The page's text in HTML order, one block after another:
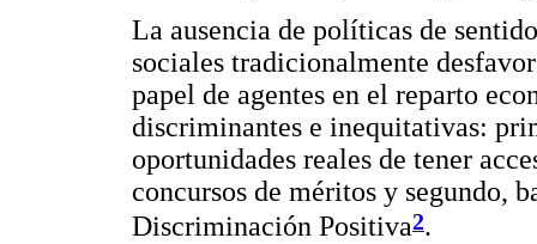
La ausencia de políticas de
sociales tradicionalmente
papel de agentes en el reparto
discriminantes e inequitativas:
oportunidades reales de tener
concursos de méritos y segundo,
Discriminación Positiva2.